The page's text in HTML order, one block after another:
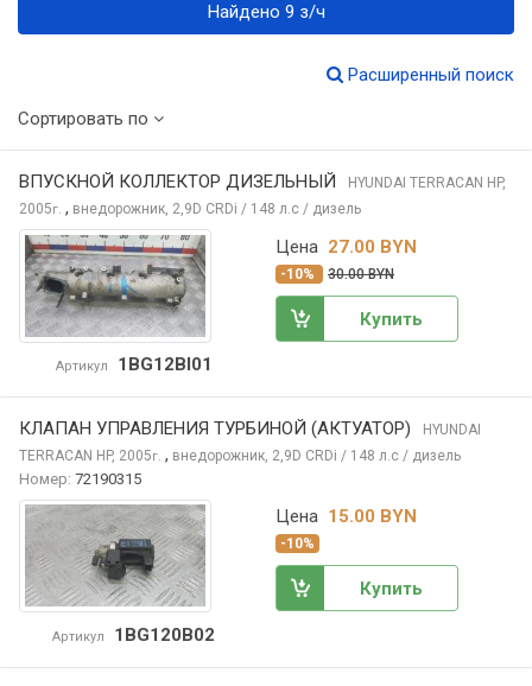
Найдено 9 з/ч
Расширенный поиск
Сортировать по
ВПУСКНОЙ КОЛЛЕКТОР ДИЗЕЛЬНЫЙ HYUNDAI TERRACAN HP,
2005г. , внедорожник, 2,9D CRDi / 148 л.с / дизель
Артикул 1BG12BI01
Цена 27.00 BYN
-10% 30.00 BYN
Купить
КЛАПАН УПРАВЛЕНИЯ ТУРБИНОЙ (АКТУАТОР)
HYUNDAI
TERRACAN HP, 2005г. , внедорожник, 2,9D CRDi / 148 л.с / дизель
Номер: 72190315
Артикул 1BG120B02
Цена 15.00 BYN
-10%
Купить